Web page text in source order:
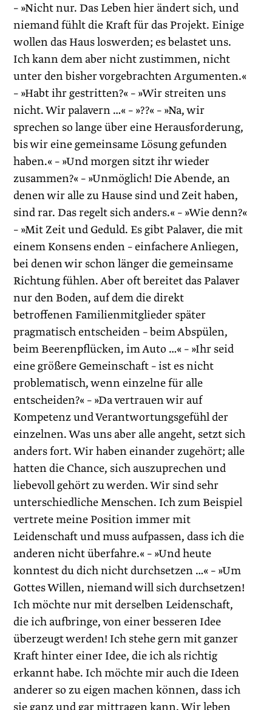
– »Nicht nur. Das Leben hier ändert sich, und
niemand fühlt die Kraft für das Projekt. Einige
wollen das Haus loswerden; es belastet uns.
Ich kann dem aber nicht zustimmen, nicht
unter den bisher vorgebrachten Argumenten.«
– »Habt ihr gestritten?« – »Wir streiten uns
nicht. Wir palavern …« – »??« – »Na, wir
sprechen so lange über eine Herausforderung,
bis wir eine gemeinsame Lösung gefunden
haben.« – »Und morgen sitzt ihr wieder
zusammen?« – »Unmöglich! Die Abende, an
denen wir alle zu Hause sind und Zeit haben,
sind rar. Das regelt sich anders.« – »Wie denn?«
– »Mit Zeit und Geduld. Es gibt Palaver, die mit
einem Konsens enden – einfachere Anliegen,
bei denen wir schon länger die gemeinsame
Richtung fühlen. Aber oft bereitet das Palaver
nur den Boden, auf dem die direkt
betroffenen ­Familienmitglieder später
pragmatisch entscheiden – beim Abspülen,
beim Beerenpflücken, im Auto …« – »Ihr seid
eine größere Gemeinschaft – ist es nicht
problematisch, wenn einzelne für alle
entscheiden?« – »Da vertrauen wir auf
Kompetenz und Verantwortungsgefühl der
einzelnen. Was uns aber alle angeht, setzt sich
anders fort. Wir haben einander zugehört; alle
hatten die Chance, sich auszuprechen und
liebevoll gehört zu werden. Wir sind sehr
unterschiedliche Menschen. Ich zum Beispiel
vertrete meine Position immer mit
Leidenschaft und muss aufpassen, dass ich die
anderen nicht überfahre.« – »Und heute
konntest du dich nicht durchsetzen …« – »Um
Gottes Willen, niemand will sich durchsetzen!
Ich möchte nur mit derselben Leidenschaft,
die ich aufbringe, von einer besseren Idee
überzeugt werden! Ich stehe gern mit ganzer
Kraft hinter einer Idee, die ich als richtig
erkannt habe. Ich möchte mir auch die Ideen
anderer so zu eigen machen können, dass ich